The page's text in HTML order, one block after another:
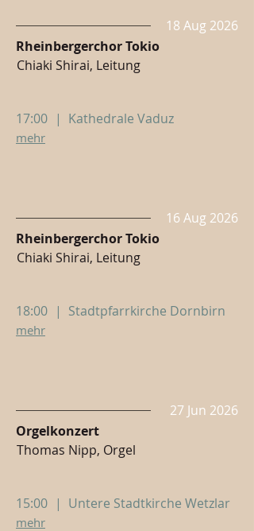
18 Aug 2026
Rheinbergerchor Tokio
Chiaki Shirai, Leitung
17:00 | Kathedrale Vaduz
mehr
16 Aug 2026
Rheinbergerchor Tokio
Chiaki Shirai, Leitung
18:00 | Stadtpfarrkirche Dornbirn
mehr
27 Jun 2026
Orgelkonzert
Thomas Nipp, Orgel
15:00 | Untere Stadtkirche Wetzlar
mehr